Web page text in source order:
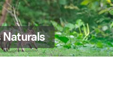
Naturals